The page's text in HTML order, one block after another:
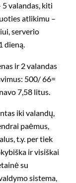
5 valandas, kiti
atlikimu –
serverio
dieną.
ir 2 valandas
500/ 66=
7,58 litus.
iki valandų,
paėmus,
t.y. per tiek
ir visiškai
su
sistema,